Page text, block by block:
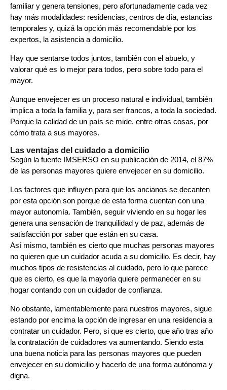
familiar y genera tensiones, pero afortunadamente cada vez
hay más modalidades: residencias, centros de día, estancias
temporales y, quizá la opción más recomendable por los
expertos, la asistencia a domicilio.
Hay que sentarse todos juntos, también con el abuelo, y
valorar qué es lo mejor para todos, pero sobre todo para el
mayor.
Aunque envejecer es un proceso natural e individual, también
implica a toda la familia y, para ser francos, a toda la sociedad.
Porque la calidad de un país se mide, entre otras cosas, por
cómo trata a sus mayores.
Las ventajas del cuidado a domicilio
Según la fuente IMSERSO en su publicación de 2014, el 87%
de las personas mayores quiere envejecer en su domicilio.
Los factores que influyen para que los ancianos se decanten
por esta opción son porque de esta forma cuentan con una
mayor autonomía. También, seguir viviendo en su hogar les
genera una sensación de tranquilidad y de paz, además de
satisfacción por saber que están en su casa.
Así mismo, también es cierto que muchas personas mayores
no quieren que un cuidador acuda a su domicilio. Es decir, hay
muchos tipos de resistencias al cuidado, pero lo que parece
que es cierto, es que la mayoría quiere permanecer en su
hogar contando con un cuidador de confianza.
No obstante, lamentablemente para nuestros mayores, sigue
estando por encima la opción de ingresar en una residencia a
contratar un cuidador. Pero, si que es cierto, que año tras año
la contratación de cuidadores va aumentando. Siendo esta
una buena noticia para las personas mayores que pueden
envejecer en su domicilio y hacerlo de una forma autónoma y
digna.